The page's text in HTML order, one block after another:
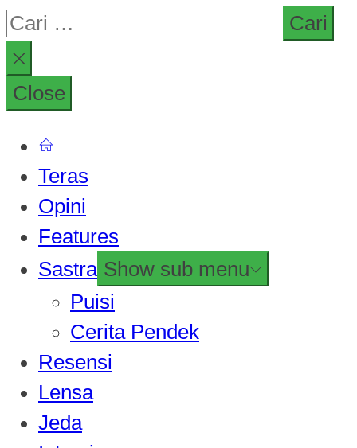
Close
Teras
Opini
Features
Sastra Show sub menu
Puisi
Cerita Pendek
Resensi
Lensa
Jeda